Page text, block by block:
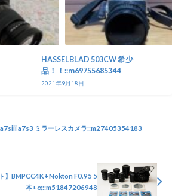
HASSELBLAD 503CW 希少
品！！::m69755685344
2021年9月18日
a7s3 ミラーレスカメラ::m27405354183
】BMPCC4K+Nokton F0.95 5
本+α::m51847206948